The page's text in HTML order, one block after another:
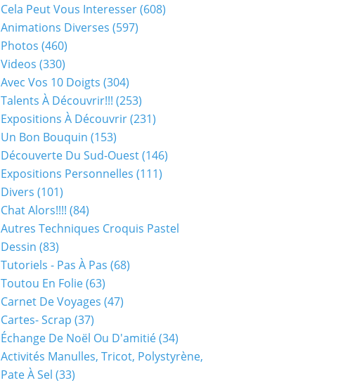
Cela Peut Vous Interesser(608)
Animations Diverses (597)
Photos (460)
Videos (330)
Avec Vos 10 Doigts (304)
Talents À Découvrir!!! (253)
Expositions À Découvrir(231)
Un Bon Bouquin (153)
Découverte Du Sud-Ouest(146)
Expositions Personnelles (111)
Divers (101)
Chat Alors!!!! (84)
Autres Techniques Croquis Pastel
Dessin (83)
Tutoriels - Pas À Pas (68)
Toutou En Folie(63)
Carnet De Voyages (47)
Cartes- Scrap (37)
Échange De Noël Ou D'amitié(34)
Activités Manulles, Tricot, Polystyrène,
Pate À Sel (33)